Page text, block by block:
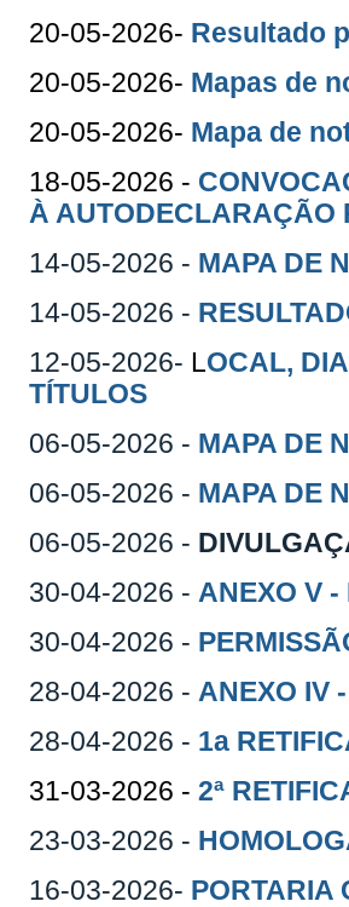
20-05-2026- Resultado
20-05-2026- Mapas de
20-05-2026- Mapa de
18-05-2026 -
À AUTODECLARAÇÃO
14-05-2026 - MAPA DE
14-05-2026 -
12-05-2026- LOCAL,
TÍTULOS
06-05-2026 - MAPA DE
06-05-2026 - MAPA DE
06-05-2026 -
30-04-2026 -ANEXO V -
30-04-2026 -
28-04-2026 -ANEXO IV
28-04-2026 - 1a
31-03-2026 -2ª
23-03-2026 -
16-03-2026- PORTARIA